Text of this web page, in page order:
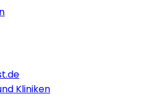
Kliniken